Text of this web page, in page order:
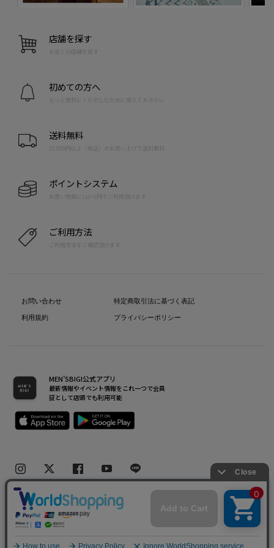
店舗を探す
お近くの店舗を探す
初めての方へ
もっと便利に！たのしむために覚えておきたい
送料無料
10,000円以上（税込）のお買い上げで送料無料
ポイントシステム
お買い物毎に1pt=1円でご利用頂けます
ご利用方法
ご利用方法をご確認頂けます
お問い合わせ
利用規約
特定商取引法に基づく表記
プライバシーポリシー
MEN’SBIGI公式アプリ
最新情報やイベント情報をこれ一つで会員
証として店頭でも利用可能
Copyright(C) Bigi Co.,Ltd.All Rights Reserved.